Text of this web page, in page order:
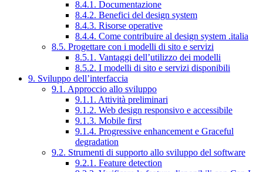
8.4.1. Documentazione
8.4.2. Benefici del design system
8.4.3. Risorse operative
8.4.4. Come contribuire al design system .italia
8.5. Progettare con i modelli di sito e servizi
8.5.1. Vantaggi dell’utilizzo dei modelli
8.5.2. I modelli di sito e servizi disponibili
9. Sviluppo dell’interfaccia
9.1. Approccio allo sviluppo
9.1.1. Attività preliminari
9.1.2. Web design responsivo e accessibile
9.1.3. Mobile first
9.1.4. Progressive enhancement e Graceful
degradation
9.2. Strumenti di supporto allo sviluppo del software
9.2.1. Feature detection